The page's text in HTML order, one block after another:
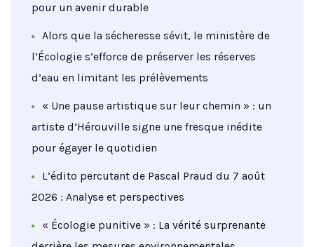
pour un avenir durable
Alors que la sécheresse sévit, le ministère de
l’Écologie s’efforce de préserver les réserves
d’eau en limitant les prélèvements
« Une pause artistique sur leur chemin » : un
artiste d’Hérouville signe une fresque inédite
pour égayer le quotidien
L’édito percutant de Pascal Praud du 7 août
2026 : Analyse et perspectives
« Écologie punitive » : La vérité surprenante